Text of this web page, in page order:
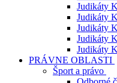
Judikáty
Judikáty
Judikáty
Judikáty
Judikáty
PRÁVNE OBLASTI
Šport a právo